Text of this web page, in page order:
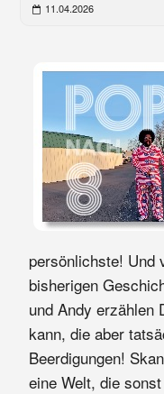
11.04.2026
persönlichste! Und
bisherigen
und Andy erzählen
kann, die aber
Beerdigungen!
eine Welt, die